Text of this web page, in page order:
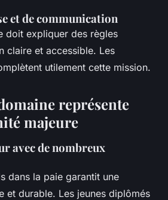
et de communication
doit expliquer des règles
claire et accessible. Les
utilement cette mission.
représente
majeure
avec de nombreux
dans la paie garantit une
et durable. Les jeunes diplômés